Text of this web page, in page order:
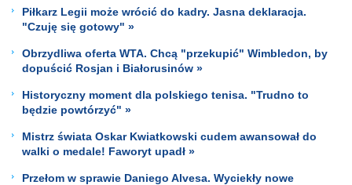
Piłkarz Legii może wrócić do kadry. Jasna deklaracja.
"Czuję się gotowy" »
Obrzydliwa oferta WTA. Chcą "przekupić" Wimbledon, by
dopuścić Rosjan i Białorusinów »
Historyczny moment dla polskiego tenisa. "Trudno to
będzie powtórzyć" »
Mistrz świata Oskar Kwiatkowski cudem awansował do
walki o medale! Faworyt upadł »
Przełom w sprawie Daniego Alvesa. Wyciekły nowe